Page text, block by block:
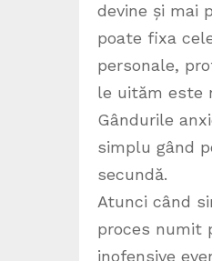
devine și mai
poate fixa
personale,
le uităm este
Gândurile
simplu gând
secundă.
Atunci când
proces numit
inofensive